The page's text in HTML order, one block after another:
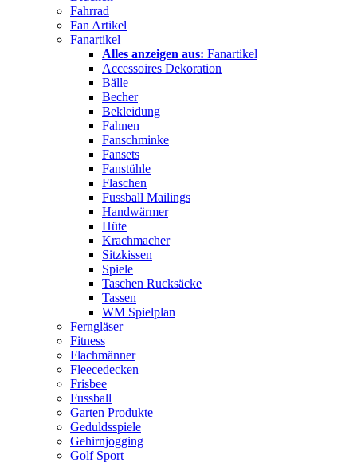
Fahrrad
Fan Artikel
Fanartikel
Alles anzeigen aus: Fanartikel
Accessoires Dekoration
Bälle
Becher
Bekleidung
Fahnen
Fanschminke
Fansets
Fanstühle
Flaschen
Fussball Mailings
Handwärmer
Hüte
Krachmacher
Sitzkissen
Spiele
Taschen Rucksäcke
Tassen
WM Spielplan
Ferngläser
Fitness
Flachmänner
Fleecedecken
Frisbee
Fussball
Garten Produkte
Geduldsspiele
Gehirnjogging
Golf Sport